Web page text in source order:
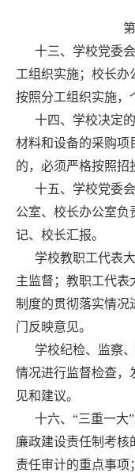
十三、学校党委
工组织实施；校长办
按照分工组织实施，
十四、学校决定
材料和设备的采购项
的，必须严格按照招
十五、学校党委
公室、校长办公室负
记、校长汇报。
学校教职工代表
主监督；教职工代表
制度的贯彻落实情况
门反映意见。
学校纪检、监察
情况进行监督检查，
见和建议。
十六、“三重一大
廉政建设责任制考核
责任审计的重点事项